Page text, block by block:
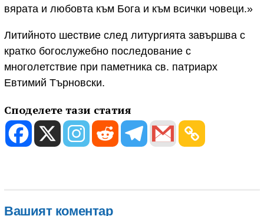
вярата и любовта към Бога и към всички човеци.»
Литийното шествие след литургията завършва с
кратко богослужебно последование с
многолетствие при паметника св. патриарх
Евтимий Търновски.
Споделете тази статия
Вашият коментар